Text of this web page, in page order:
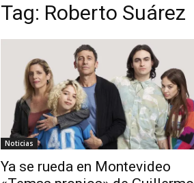
Tag: Roberto Suárez
Noticias
Ya se rueda en Montevideo